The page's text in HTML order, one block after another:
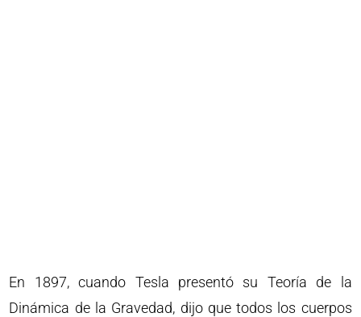
En 1897, cuando Tesla presentó su Teoría de la
Dinámica de la Gravedad, dijo que todos los cuerpos